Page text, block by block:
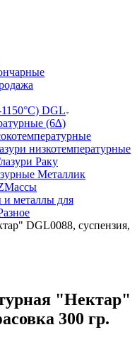
1150°С) DGL
(6∆)
низкотемпературные
Раку
Металлик
Массы
и металлы для
DGL0088, суспензия,
"Нектар"
300 гр.